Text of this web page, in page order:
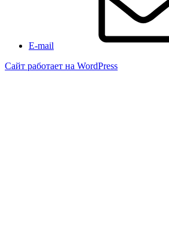
E-mail
Сайт работает на WordPress